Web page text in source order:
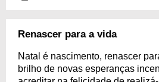
Renascer para a vida
Natal é nascimento, renascer
brilho de novas esperanças